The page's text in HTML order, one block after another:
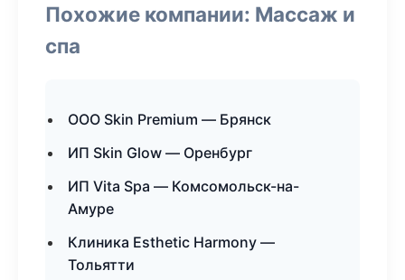
Похожие компании: Массаж и
спа
ООО Skin Premium — Брянск
ИП Skin Glow — Оренбург
ИП Vita Spa — Комсомольск-на-
Амуре
Клиника Esthetic Harmony —
Тольятти